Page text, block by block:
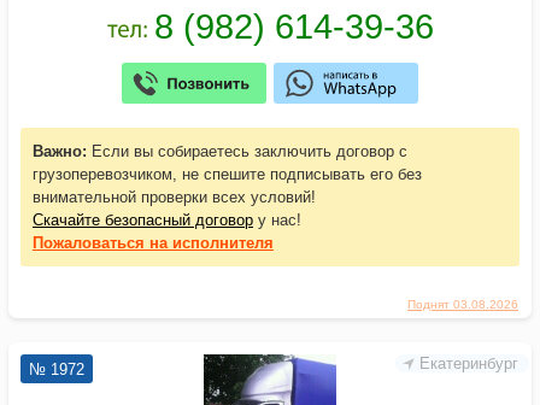
Поднят 03.08.2026
Важно: Если вы собираетесь заключить договор с
грузоперевозчиком, не спешите подписывать его без
внимательной проверки всех условий!
Скачайте безопасный договор у нас!
Пожаловаться на исполнителя
Екатеринбург
№ 1972